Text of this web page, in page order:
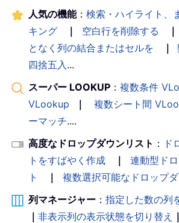
人気の機能： 検索・ハイライト、
キング
｜ 空白行を削除する ｜
となく列の結合またはセルを
｜
四捨五入 ...
スーパー LOOKUP ： 複数条件
VLookup
｜ 複数シート間
ーマッチ....
高度なドロップダウンリスト ： ド
トをすばやく作成
｜
連動型ド
ト
｜ 複数選択可能なドロップ
列マネージャー ： 指定した数の列
｜ 非表示列の表示状態を切り替え ｜